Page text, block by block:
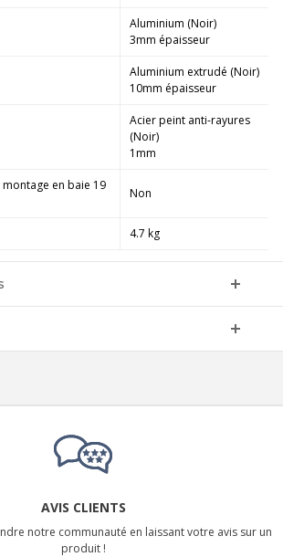
Aluminium (Noir)
3mm épaisseur
Aluminium extrudé (Noir)
10mm épaisseur
Acier peint anti-rayures
(Noir)
1mm
en baie 19
Non
4.7 kg
AVIS CLIENTS
notre communauté en laissant votre avis sur un
produit !